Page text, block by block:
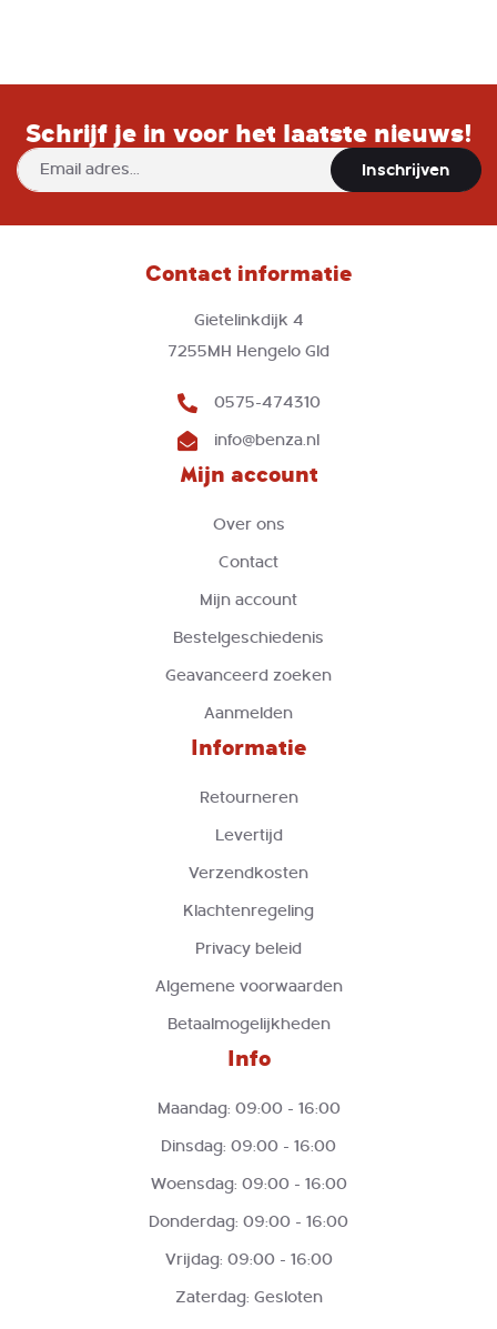
Schrijf je in voor het laatste nieuws!
Abonneer
u
onze
Inschrijven
Contact informatie
Gietelinkdijk 4
7255MH Hengelo Gld
0575-474310
info@benza.nl
Mijn account
Over ons
Contact
Mijn account
Bestelgeschiedenis
Geavanceerd zoeken
Aanmelden
Informatie
Retourneren
Levertijd
Verzendkosten
Klachtenregeling
Privacy beleid
Algemene voorwaarden
Betaalmogelijkheden
Info
Maandag: 09:00 - 16:00
Dinsdag: 09:00 - 16:00
Woensdag: 09:00 - 16:00
Donderdag: 09:00 - 16:00
Vrijdag: 09:00 - 16:00
Zaterdag: Gesloten